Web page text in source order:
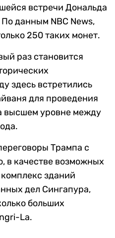
встречи Дональда
данным NBC News,
250 таких монет.
раз становится
здесь встретились
для проведения
высшем уровне между
Трампа с
в качестве возможных
зданий
дел Сингапура,
больших
La.